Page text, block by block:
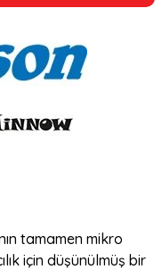
tamamen mikro
için düşünülmüş bir